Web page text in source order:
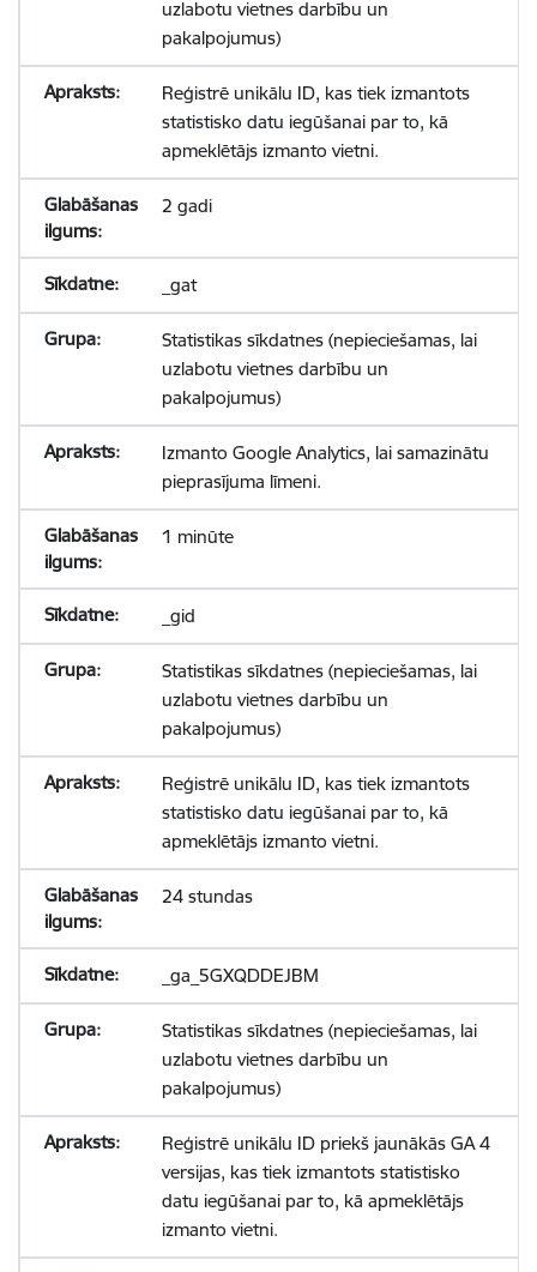
uzlabotu vietnes darbību un
pakalpojumus)
Reģistrē unikālu ID, kas tiek izmantots
statistisko datu iegūšanai par to, kā
apmeklētājs izmanto vietni.
2 gadi
_gat
Statistikas sīkdatnes (nepieciešamas, lai
uzlabotu vietnes darbību un
pakalpojumus)
Izmanto Google Analytics, lai samazinātu
pieprasījuma līmeni.
1 minūte
_gid
Statistikas sīkdatnes (nepieciešamas, lai
uzlabotu vietnes darbību un
pakalpojumus)
Reģistrē unikālu ID, kas tiek izmantots
statistisko datu iegūšanai par to, kā
apmeklētājs izmanto vietni.
24 stundas
_ga_5GXQDDEJBM
Statistikas sīkdatnes (nepieciešamas, lai
uzlabotu vietnes darbību un
pakalpojumus)
Reģistrē unikālu ID priekš jaunākās GA 4
versijas, kas tiek izmantots statistisko
datu iegūšanai par to, kā apmeklētājs
izmanto vietni.